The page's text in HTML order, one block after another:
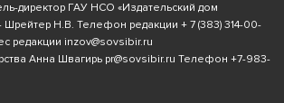
директор ГАУ НСО «Издательский дом
Шрейтер Н.В. Телефон редакции + 7 (383) 314-00-
редакции inzov@sovsibir.ru
Анна Швагирь pr@sovsibir.ru Телефон +7-983-